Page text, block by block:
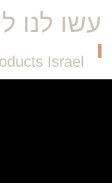
עשו לנו
Israel